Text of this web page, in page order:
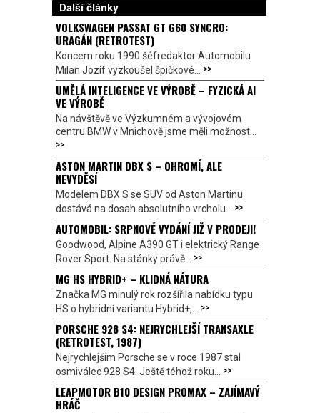
Další články
VOLKSWAGEN PASSAT GT G60 SYNCRO:
URAGÁN (RETROTEST)
Koncem roku 1990 šéfredaktor Automobilu
Milan Jozíf vyzkoušel špičkové... >>
UMĚLÁ INTELIGENCE VE VÝROBĚ – FYZICKÁ AI
VE VÝROBĚ
Na návštěvě ve Výzkumném a vývojovém
centru BMW v Mnichově jsme měli možnost...
>>
ASTON MARTIN DBX S – OHROMÍ, ALE
NEVYDĚSÍ
Modelem DBX S se SUV od Aston Martinu
dostává na dosah absolutního vrcholu... >>
AUTOMOBIL: SRPNOVÉ VYDÁNÍ JIŽ V PRODEJI!
Goodwood, Alpine A390 GT i elektrický Range
Rover Sport. Na stánky právě... >>
MG HS HYBRID+ – KLIDNÁ NÁTURA
Značka MG minulý rok rozšířila nabídku typu
HS o hybridní variantu Hybrid+,... >>
PORSCHE 928 S4: NEJRYCHLEJŠÍ TRANSAXLE
(RETROTEST, 1987)
Nejrychlejším Porsche se v roce 1987 stal
osmiválec 928 S4. Ještě téhož roku... >>
LEAPMOTOR B10 DESIGN PROMAX – ZAJÍMAVÝ
HRÁČ